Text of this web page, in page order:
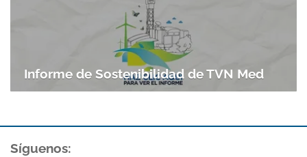
Informe de Sostenibilidad de TVN Med
Síguenos: